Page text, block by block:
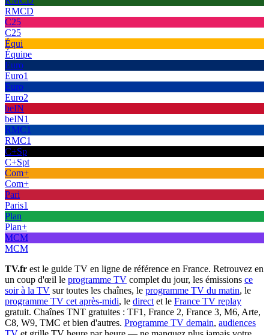
RMCD
C25
C25
Équi
Équipe
Euro
Euro1
Euro
Euro2
beIN
beIN1
RMC1
RMC1
C+Sp
C+Spt
Com+
Com+
Pari
Paris1
Plan
Plan+
MCM
MCM
TV.fr est le guide TV en ligne de référence en France. Retrouvez en
un coup d'œil le programme TV complet du jour, les émissions ce
soir à la TV sur toutes les chaînes, le programme TV du matin, le
programme TV cet après-midi, le direct et le France TV replay
gratuit. Chaînes TNT gratuites : TF1, France 2, France 3, M6, Arte,
C8, W9, TMC et bien d'autres. Programme TV demain, audiences